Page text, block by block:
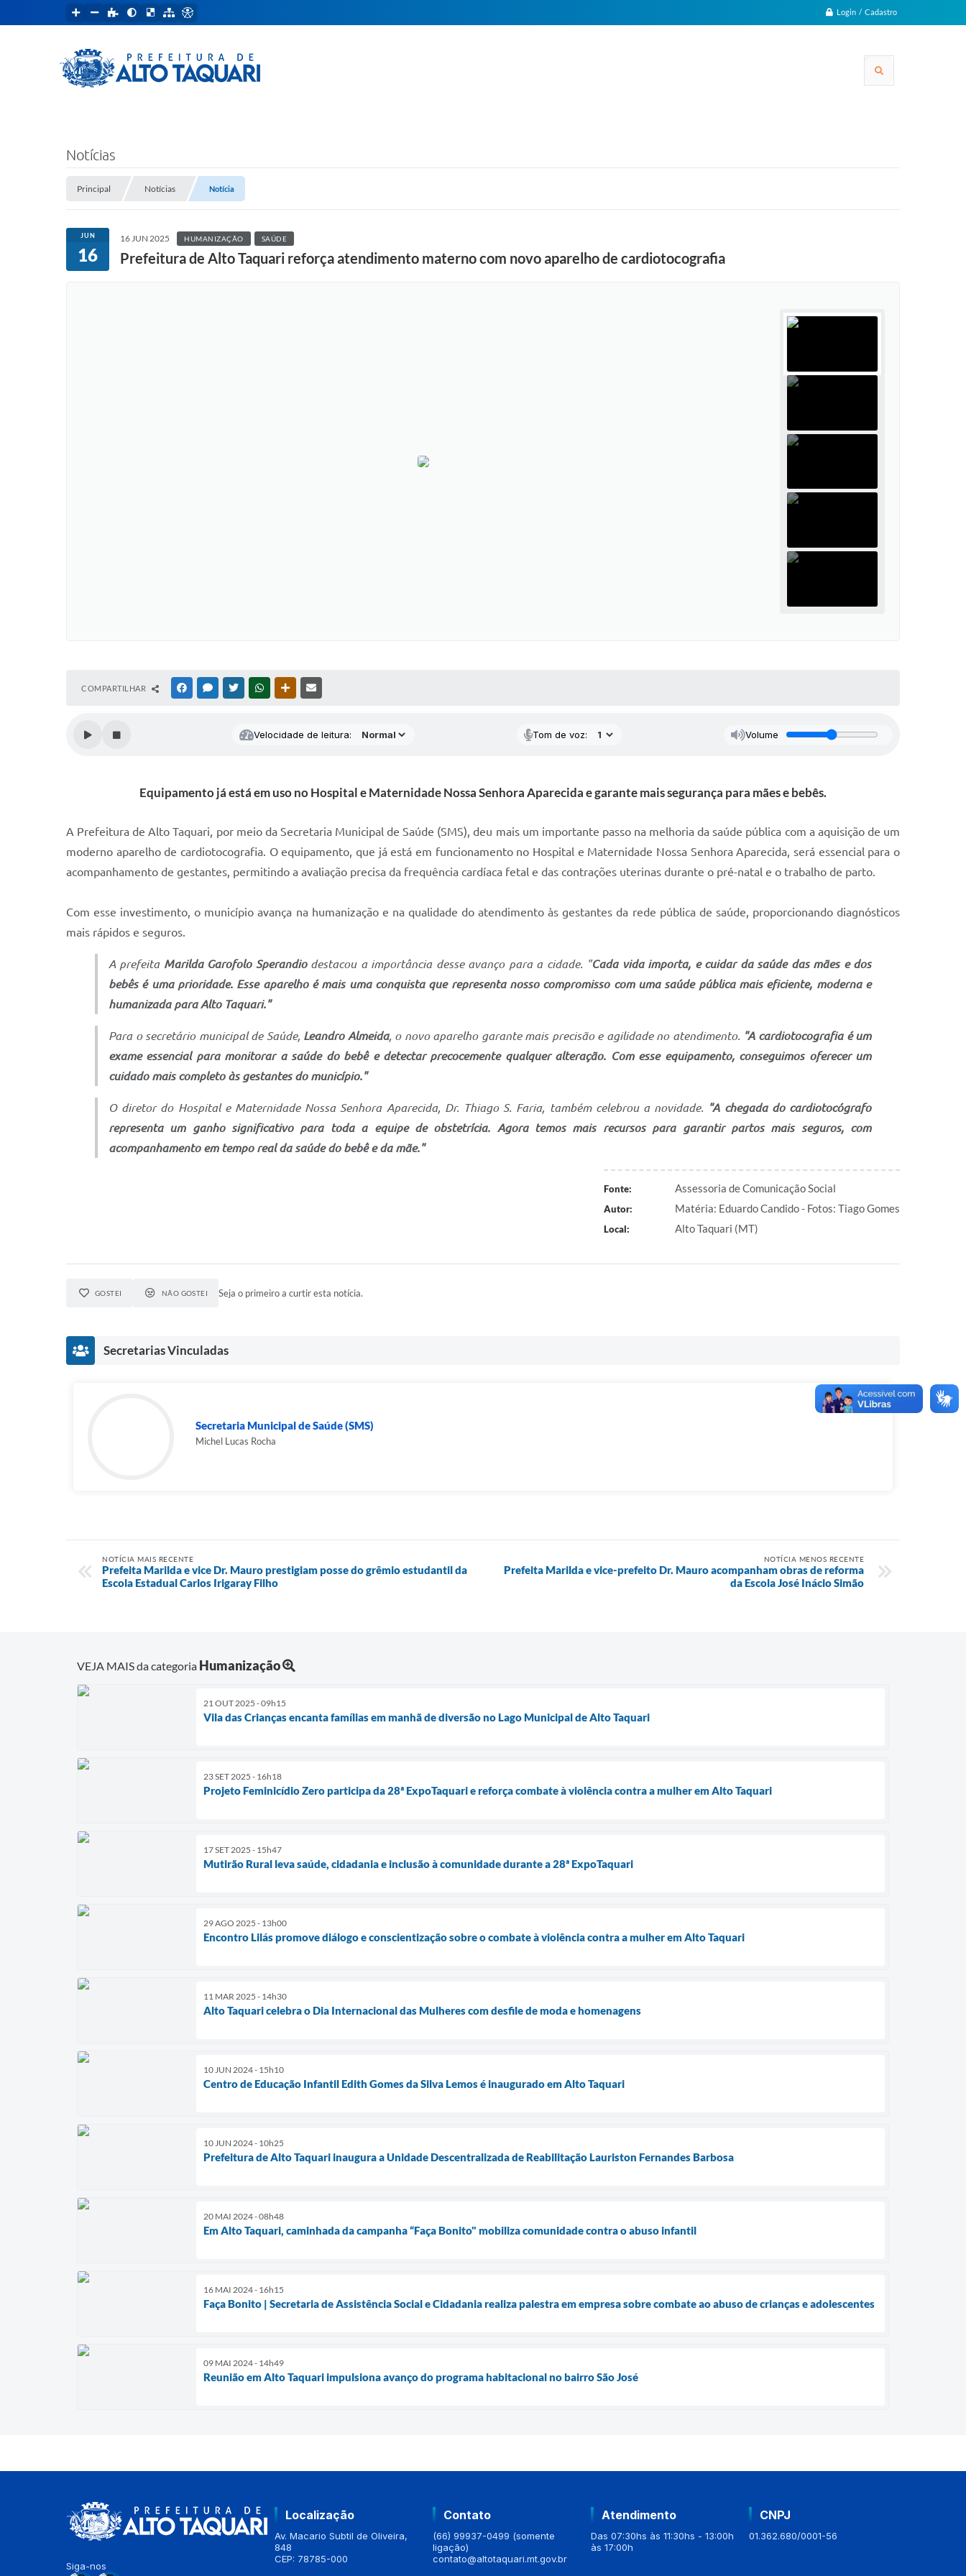
Login / Cadastro
Notícias
Principal Notícias Notícia
JUN
16
16 JUN 2025 HUMANIZAÇÃO SAÚDE
Prefeitura de Alto Taquari reforça atendimento materno com novo aparelho de cardiotocografia
COMPARTILHAR FACEBOOKMESSENGER
TWITTERWHATSAPPOUTRAS MÍDIAS
Velocidade de leitura: Tom de voz: Volume
Equipamento já está em uso no Hospital e Maternidade Nossa Senhora Aparecida e garante mais segurança para mães e bebês.
A Prefeitura de Alto Taquari, por meio da Secretaria Municipal de Saúde (SMS), deu mais um importante passo na melhoria da saúde pública com a aquisição de um
moderno aparelho de cardiotocografia. O equipamento, que já está em funcionamento no Hospital e Maternidade Nossa Senhora Aparecida, será essencial para o
acompanhamento de gestantes, permitindo a avaliação precisa da frequência cardíaca fetal e das contrações uterinas durante o pré-natal e o trabalho de parto.
Com esse investimento, o município avança na humanização e na qualidade do atendimento às gestantes da rede pública de saúde, proporcionando diagnósticos
mais rápidos e seguros.
A prefeita Marilda Garofolo Sperandiodestacou a importância desse avanço para a cidade. "Cada vida importa, e cuidar da saúde das mães e dos
bebês é uma prioridade. Esse aparelho é mais uma conquista que representa nosso compromisso com uma saúde pública mais eficiente, moderna e
humanizada para Alto Taquari."
Para o secretário municipal de Saúde, Leandro Almeida, o novo aparelho garante mais precisão e agilidade no atendimento. "A cardiotocografia é um
exame essencial para monitorar a saúde do bebê e detectar precocemente qualquer alteração. Com esse equipamento, conseguimos oferecer um
cuidado mais completo às gestantes do município."
O diretor do Hospital e Maternidade Nossa Senhora Aparecida, Dr. Thiago S. Faria, também celebrou a novidade. "A chegada do cardiotocógrafo
representa um ganho significativo para toda a equipe de obstetrícia. Agora temos mais recursos para garantir partos mais seguros, com
acompanhamento em tempo real da saúde do bebê e da mãe."
Fonte: Assessoria de Comunicação Social
Autor: Matéria: Eduardo Candido - Fotos: Tiago Gomes
Local: Alto Taquari (MT)
GOSTEI NÃO GOSTEI Seja o primeiro a curtir esta notícia.
Secretarias Vinculadas
Secretaria Municipal de Saúde (SMS)
Michel Lucas Rocha
NOTÍCIA MAIS RECENTE
Prefeita Marilda e vice Dr. Mauro prestigiam posse do grêmio estudantil da
Escola Estadual Carlos Irigaray Filho
NOTÍCIA MENOS RECENTE
Prefeita Marilda e vice-prefeito Dr. Mauro acompanham obras de reforma
da Escola José Inácio Simão
VEJA MAIS da categoria Humanização
21 OUT 2025 - 09h15
Vila das Crianças encanta famílias em manhã de diversão no Lago Municipal de Alto Taquari
23 SET 2025 - 16h18
Projeto Feminicídio Zero participa da 28ª ExpoTaquari e reforça combate à violência contra a mulher em Alto Taquari
17 SET 2025 - 15h47
Mutirão Rural leva saúde, cidadania e inclusão à comunidade durante a 28ª ExpoTaquari
29 AGO 2025 - 13h00
Encontro Lilás promove diálogo e conscientização sobre o combate à violência contra a mulher em Alto Taquari
11 MAR 2025 - 14h30
Alto Taquari celebra o Dia Internacional das Mulheres com desfile de moda e homenagens
10 JUN 2024 - 15h10
Centro de Educação Infantil Edith Gomes da Silva Lemos é inaugurado em Alto Taquari
10 JUN 2024 - 10h25
Prefeitura de Alto Taquari inaugura a Unidade Descentralizada de Reabilitação Lauriston Fernandes Barbosa
20 MAI 2024 - 08h48
Em Alto Taquari, caminhada da campanha “Faça Bonito" mobiliza comunidade contra o abuso infantil
16 MAI 2024 - 16h15
Faça Bonito | Secretaria de Assistência Social e Cidadania realiza palestra em empresa sobre combate ao abuso de crianças e adolescentes
09 MAI 2024 - 14h49
Reunião em Alto Taquari impulsiona avanço do programa habitacional no bairro São José
Siga-nos
Localização
Av. Macario Subtil de Oliveira,
848
CEP: 78785-000
Contato
(66) 99937-0499 (somente
ligação)
contato@altotaquari.mt.gov.br
Atendimento
Das 07:30hs às 11:30hs - 13:00h
às 17:00h
CNPJ
01.362.680/0001-56